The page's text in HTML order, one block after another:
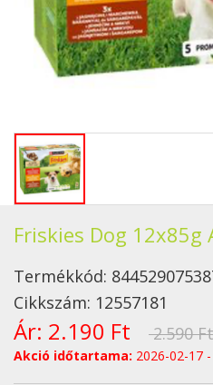
Friskies Dog 12x85g
Termékkód:
Cikkszám: 12557181
Ár: 2.190 Ft 2.590 Ft
Akció időtartama: 2026-02-17